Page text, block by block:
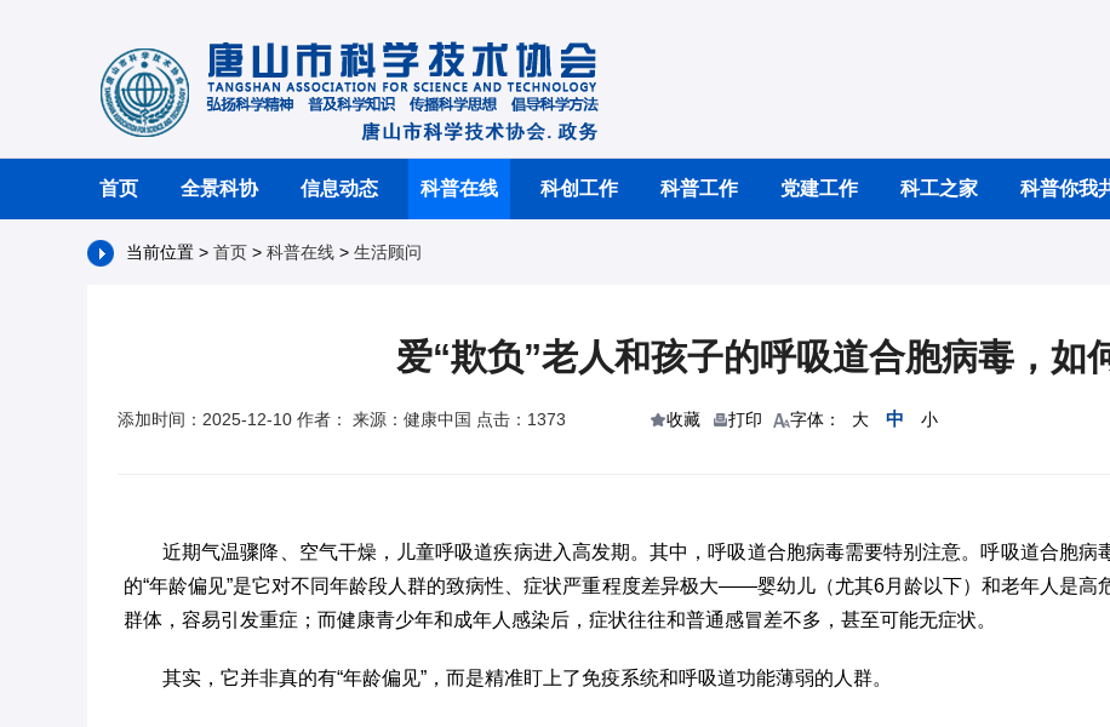
首页 全景科协 信息动态 科普在线 科创工作 科普工作 党建工作 科工之家 科普你我
当前位置 > 首页 > 科普在线 > 生活顾问
爱“欺负”老人和孩子的呼吸道合胞病毒，如
添加时间：2025-12-10 作者： 来源：健康中国 点击：1373 收藏 打印 字体： 大 中 小
近期气温骤降、空气干燥，儿童呼吸道疾病进入高发期。其中，呼吸道合胞病毒需要特别注意。呼吸道合胞病
的“年龄偏见”是它对不同年龄段人群的致病性、症状严重程度差异极大——婴幼儿（尤其6月龄以下）和老年人是高
群体，容易引发重症；而健康青少年和成年人感染后，症状往往和普通感冒差不多，甚至可能无症状。
其实，它并非真的有“年龄偏见”，而是精准盯上了免疫系统和呼吸道功能薄弱的人群。